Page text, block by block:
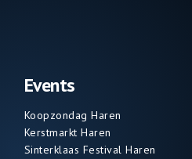
Events
Koopzondag Haren
Kerstmarkt Haren
Sinterklaas Festival Haren